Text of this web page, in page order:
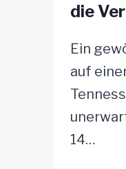
die
Ein
auf
14…